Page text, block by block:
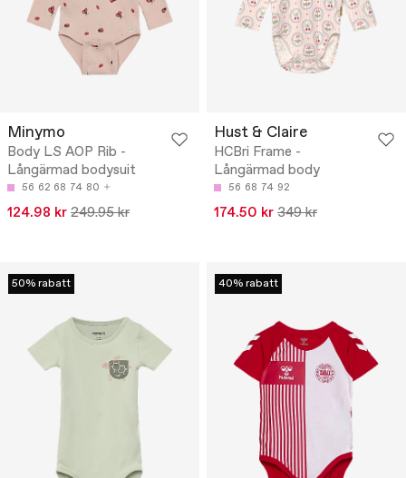
Minymo
Body LS AOP Rib -
Långärmad bodysuit
56 62 68 74 80
124.98 kr 249.95 kr
Hust & Claire
HCBri Frame -
Långärmad body
56 68 74 92
174.50 kr 349 kr
50% rabatt 40% rabatt